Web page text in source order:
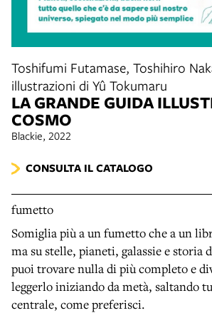
Toshifumi Futamase, Toshihiro
illustrazioni di Yû Tokumaru
LA GRANDE GUIDA
COSMO
Blackie, 2022
CONSULTA IL CATALOGO
fumetto
Somiglia più a un fumetto che a un
ma su stelle, pianeti, galassie e storia
puoi trovare nulla di più completo e
leggerlo iniziando da metà, saltando
centrale, come preferisci.